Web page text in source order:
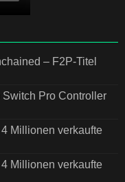
– F2P-Titel
Pro Controller
Millionen verkaufte
Millionen verkaufte